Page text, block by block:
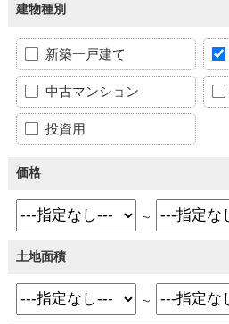
建物種別
新築一戸建て
中古マンション
投資用
価格
～
土地面積
～